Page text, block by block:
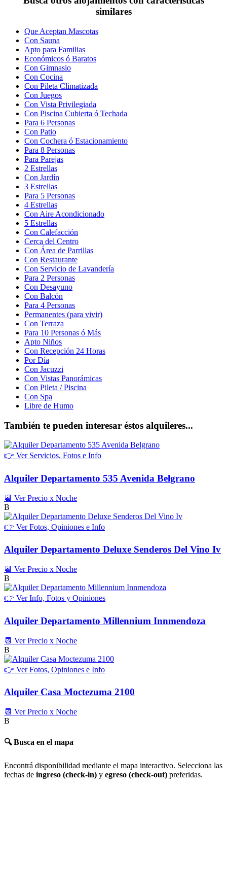
similares
Que Aceptan Mascotas
Con Sauna
Apto para Familias
Económicos ó Baratos
Con Gimnasio
Con Cocina
Con Pileta Climatizada
Con Juegos
Con Vista Privilegiada
Con Piscina Cubierta ó Techada
Para 6 Personas
Con Patio
Con Cochera ó Estacionamiento
Para 8 Personas
Para Parejas
2 Estrellas
Con Jardín
3 Estrellas
Para 5 Personas
4 Estrellas
Con Aire Acondicionado
5 Estrellas
Con Calefacción
Cerca del Centro
Con Área de Parrillas
Con Restaurante
Con Servicio de Lavandería
Para 2 Personas
Con Desayuno
Con Balcón
Para 4 Personas
Permanentes (para vivir)
Con Terraza
Para 10 Personas ó Más
Apto Niños
Con Recepción 24 Horas
Por Día
Con Jacuzzi
Con Vistas Panorámicas
Con Pileta / Piscina
Con Spa
Libre de Humo
También te pueden interesar éstos alquileres...
👉 Ver Servicios, Fotos e Info
Alquiler Departamento 535 Avenida Belgrano
📆 Ver Precio x Noche
B
👉 Ver Fotos, Opiniones e Info
Alquiler Departamento Deluxe Senderos Del Vino Iv
📆 Ver Precio x Noche
B
👉 Ver Info, Fotos y Opiniones
Alquiler Departamento Millennium Innmendoza
📆 Ver Precio x Noche
B
👉 Ver Fotos, Opiniones e Info
Alquiler Casa Moctezuma 2100
📆 Ver Precio x Noche
B
🔍 Busca en el mapa
Encontrá disponibilidad mediante el mapa interactivo. Selecciona las
fechas de ingreso (check-in) y egreso (check-out) preferidas.